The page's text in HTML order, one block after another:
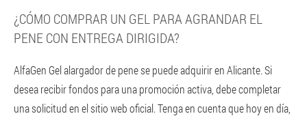
¿CÓMO COMPRAR UN GEL PARA AGRANDAR EL
PENE CON ENTREGA DIRIGIDA?
AlfaGen Gel alargador de pene se puede adquirir en Alicante. Si
desea recibir fondos para una promoción activa, debe completar
una solicitud en el sitio web oficial. Tenga en cuenta que hoy en día,